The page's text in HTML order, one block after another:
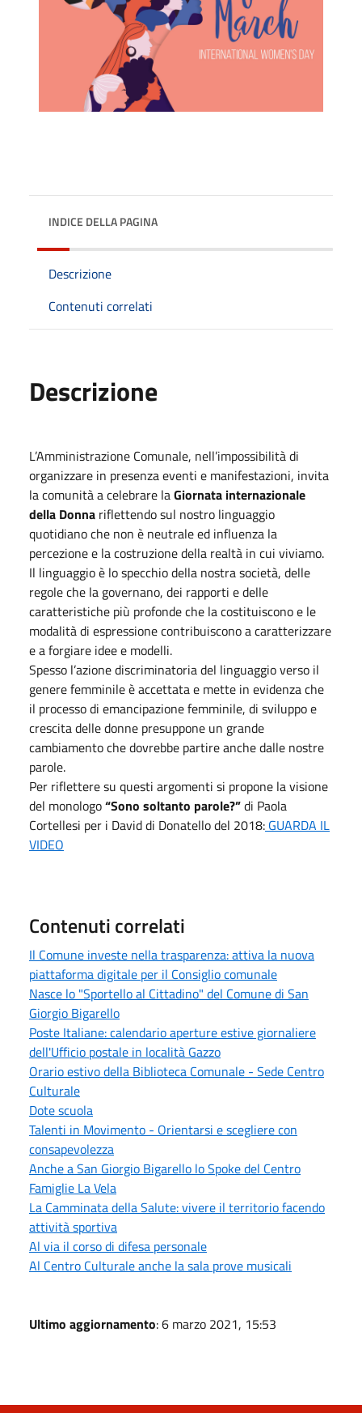
INDICE DELLA PAGINA
Descrizione
Contenuti correlati
Descrizione
L’Amministrazione Comunale, nell’impossibilità di
organizzare in presenza eventi e manifestazioni, invita
la comunità a celebrare laGiornata internazionale
della Donna riflettendo sul nostro linguaggio
quotidiano che non è neutrale ed influenza la
percezione e la costruzione della realtà in cui viviamo.
Il linguaggio è lo specchio della nostra società, delle
regole che la governano, dei rapporti e delle
caratteristiche più profonde che la costituiscono e le
modalità di espressione contribuiscono a caratterizzare
e a forgiare idee e modelli.
Spesso l’azione discriminatoria del linguaggio verso il
genere femminile è accettata e mette in evidenza che
il processo di emancipazione femminile, di sviluppo e
crescita delle donne presuppone un grande
cambiamento che dovrebbe partire anche dalle nostre
parole.
Per riflettere su questi argomenti si propone la visione
del monologo“Sono soltanto parole?”di Paola
Cortellesi per i David di Donatello del 2018: GUARDA IL
VIDEO
Contenuti correlati
Il Comune investe nella trasparenza: attiva la nuova
piattaforma digitale per il Consiglio comunale
Nasce lo "Sportello al Cittadino" del Comune di San
Giorgio Bigarello
Poste Italiane: calendario aperture estive giornaliere
dell'Ufficio postale in località Gazzo
Orario estivo della Biblioteca Comunale - Sede Centro
Culturale
Dote scuola
Talenti in Movimento - Orientarsi e scegliere con
consapevolezza
Anche a San Giorgio Bigarello lo Spoke del Centro
Famiglie La Vela
La Camminata della Salute: vivere il territorio facendo
attività sportiva
Al via il corso di difesa personale
Al Centro Culturale anche la sala prove musicali
Ultimo aggiornamento: 6 marzo 2021, 15:53